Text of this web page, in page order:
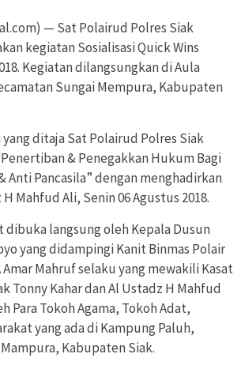
— Sat Polairud Polres Siak
kegiatan Sosialisasi Quick Wins
Kegiatan dilangsungkan di Aula
Sungai Mempura, Kabupaten
yang ditaja Sat Polairud Polres Siak
& Penegakkan Hukum Bagi
Anti Pancasila” dengan menghadirkan
Mahfud Ali, Senin 06 Agustus 2018.
dibuka langsung oleh Kepala Dusun
yang didampingi Kanit Binmas Polair
Amar Mahruf selaku yang mewakili Kasat
Tonny Kahar dan Al Ustadz H Mahfud
Para Tokoh Agama, Tokoh Adat,
yang ada di Kampung Paluh,
Kabupaten Siak.